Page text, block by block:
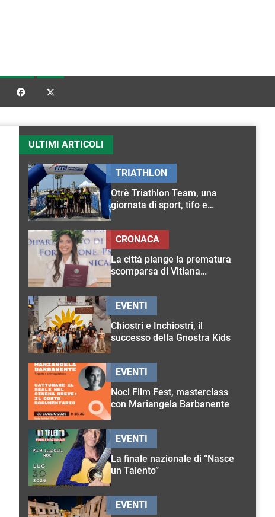
 
ULTIMI ARTICOLI
Otrè Triathlon Team, una
giornata di sport, tifo e
TRIATHLON
La città piange la prematura
scomparsa di Vitiana
CRONACA
Chiostri e Inchiostri, il
successo della Gnostra Kids
EVENTI
Noci Film Fest, masterclass
con Mariangela Barbanente
EVENTI
La finale nazionale di “Nasce
un Talento”
EVENTI
EVENTI